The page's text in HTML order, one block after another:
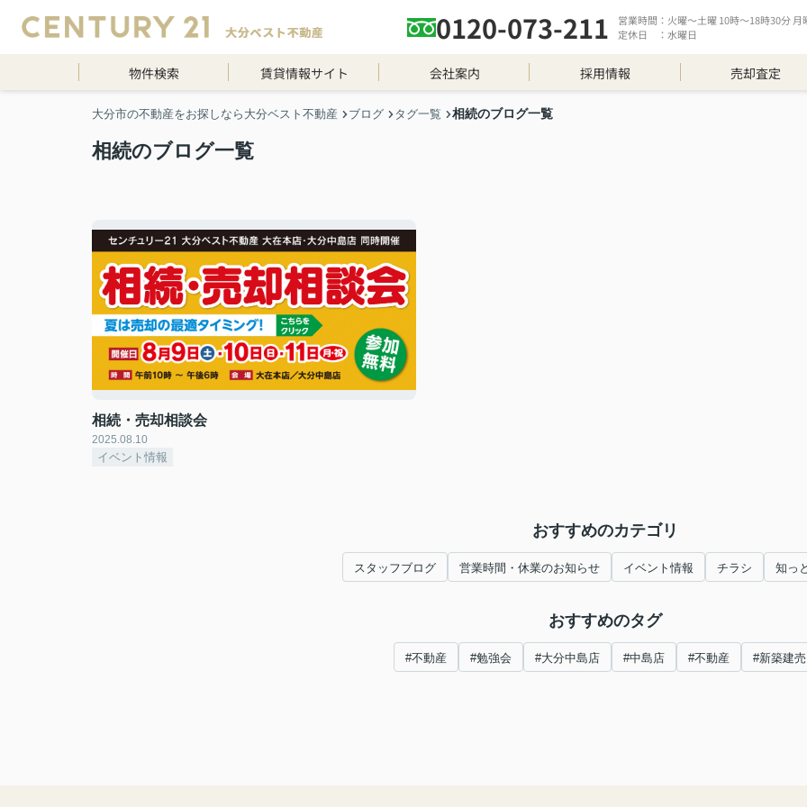
0120-073-211
営業時間：火曜～土曜 10時～18時30分
定休日 ：水曜日
物件検索 賃貸情報サイト 会社案内 採用情報 売却査定
大分市の不動産をお探しなら大分ベスト不動産 ブログ タグ一覧 相続のブログ一覧
相続のブログ一覧
相続・売却相談会
2025.08.10
イベント情報
おすすめのカテゴリ
スタッフブログ 営業時間・休業のお知らせ イベント情報 チラシ 知っ
おすすめのタグ
#不動産 #勉強会 #大分中島店 #中島店 #不動産 #新築建売